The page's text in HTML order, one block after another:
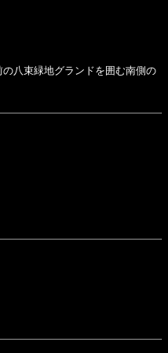
八束緑地グランドを囲む南側の